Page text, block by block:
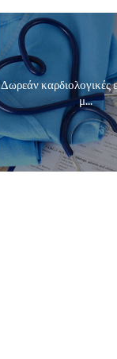
Δωρεάν καρδιολογικές
μ...